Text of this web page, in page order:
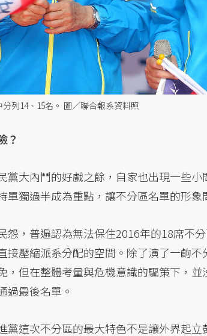
列14、15名。 圖／聯合報系資料照
？
黨大內鬥的好戲之餘，自家也出現一些
單獨過半成為重點，讓不分區名單的形象
怨，普遍認為無法保住2016年的18席不
接壓縮派系分配的空間。除了演了一齣
，但在整體考量與危機意識的驅策下，
過最後名單。
黨這次不分區的最大特色不是讓外界起